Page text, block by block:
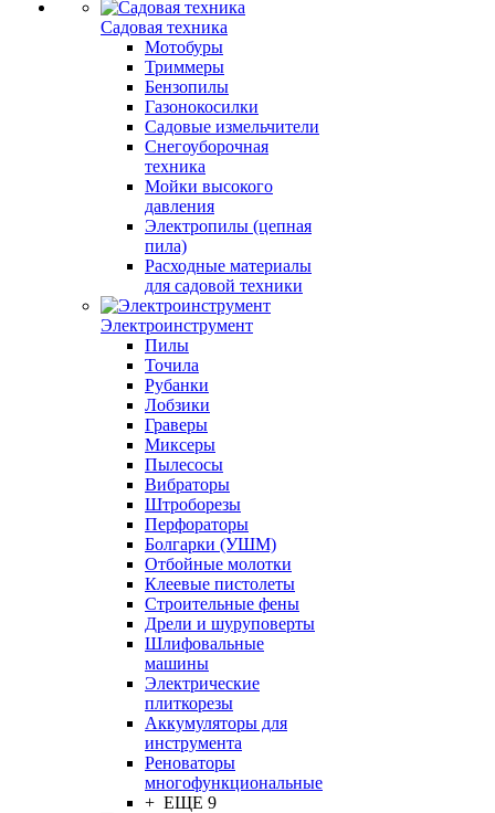
Садовая техника
Мотобуры
Триммеры
Бензопилы
Газонокосилки
Садовые измельчители
Снегоуборочная
техника
Мойки высокого
давления
Электропилы (цепная
пила)
Расходные материалы
для садовой техники
Электроинструмент
Пилы
Точила
Рубанки
Лобзики
Граверы
Миксеры
Пылесосы
Вибраторы
Штроборезы
Перфораторы
Болгарки (УШМ)
Отбойные молотки
Клеевые пистолеты
Строительные фены
Дрели и шуруповерты
Шлифовальные
машины
Электрические
плиткорезы
Аккумуляторы для
инструмента
Реноваторы
многофункциональные
+ ЕЩЕ 9